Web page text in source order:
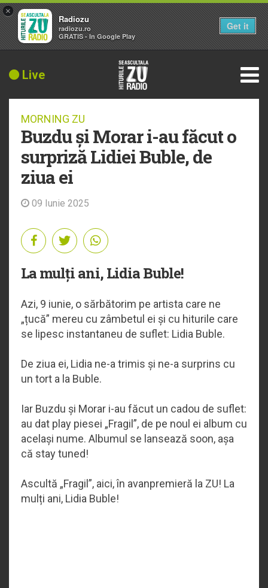
Live
MORNING ZU
Buzdu și Morar i-au făcut o
surpriză Lidiei Buble, de
ziua ei
09 Iunie 2025
La mulți ani, Lidia Buble!
Azi, 9 iunie, o sărbătorim pe artista care ne
„țucă” mereu cu zâmbetul ei și cu hiturile care
se lipesc instantaneu de suflet: Lidia Buble.
De ziua ei, Lidia ne-a trimis și ne-a surprins cu
un tort a la Buble.
Iar Buzdu și Morar i-au făcut un cadou de suflet:
au dat play piesei „Fragil”, de pe noul ei album cu
același nume. Albumul se lansează soon, așa
că stay tuned!
Ascultă „Fragil”, aici, în avanpremieră la ZU! La
mulți ani, Lidia Buble!
×
Radiozu
radiozu.ro
GRATIS - In Google Play
Get it